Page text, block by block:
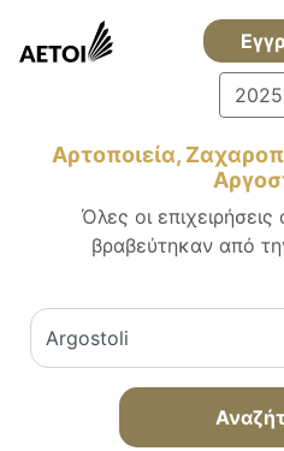
2025
Αρτοποιεία,
Όλες οι
βραβεύτηκαν από